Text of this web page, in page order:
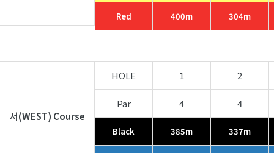
Red 400m 304m
서(WEST) Course
HOLE 1 2
Par 4 4
Black 385m 337m